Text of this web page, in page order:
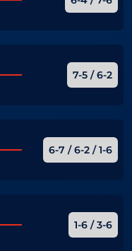
7-5 / 6-2
6-7 / 6-2 / 1-6
1-6 / 3-6